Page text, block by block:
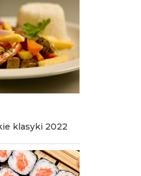
klasyki 2022